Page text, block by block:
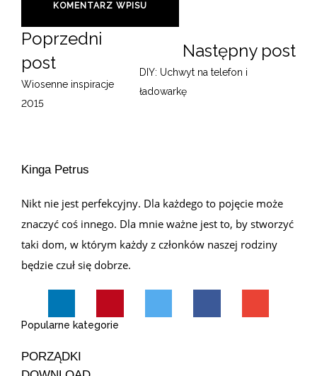
Poprzedni
post
Wiosenne inspiracje
2015
Następny post
DIY: Uchwyt na telefon i
ładowarkę
Kinga Petrus
Nikt nie jest perfekcyjny. Dla każdego to pojęcie może
znaczyć coś innego. Dla mnie ważne jest to, by stworzyć
taki dom, w którym każdy z członków naszej rodziny
będzie czuł się dobrze.
Popularne kategorie
PORZĄDKI